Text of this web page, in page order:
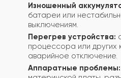
Изношенный
батареи или
выключениям.
Перегрев устройства:
процессора или других
аварийное отключение.
Аппаратные проблемы: